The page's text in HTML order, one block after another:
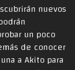
nuevos
un poco
de conocer
a Akito para